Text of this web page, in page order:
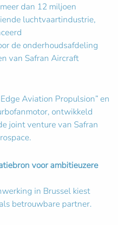
dan 12 miljoen
luchtvaartindustrie,
de onderhoudsafdeling
van Safran Aircraft
Aviation Propulsion” en
ontwikkeld
joint venture van Safran
voor ambitieuzere
in Brussel kiest
betrouwbare partner.